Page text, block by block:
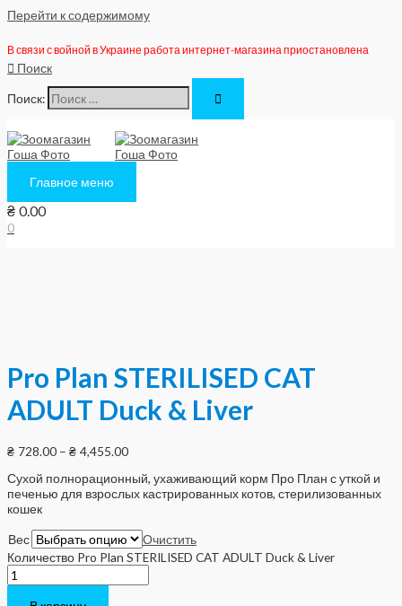
Перейти к содержимому
В связи с войной в Украине работа интернет-магазина приостановлена
Поиск
Поиск:
Главное меню
₴ 0.00
0
Pro Plan STERILISED CAT
ADULT Duck & Liver
₴ 728.00 – ₴ 4,455.00
Сухой полнорационный, ухаживающий корм Про План с уткой и
печенью для взрослых кастрированных котов, стерилизованных
кошек
Вес
Очистить
Количество Pro Plan STERILISED CAT ADULT Duck & Liver